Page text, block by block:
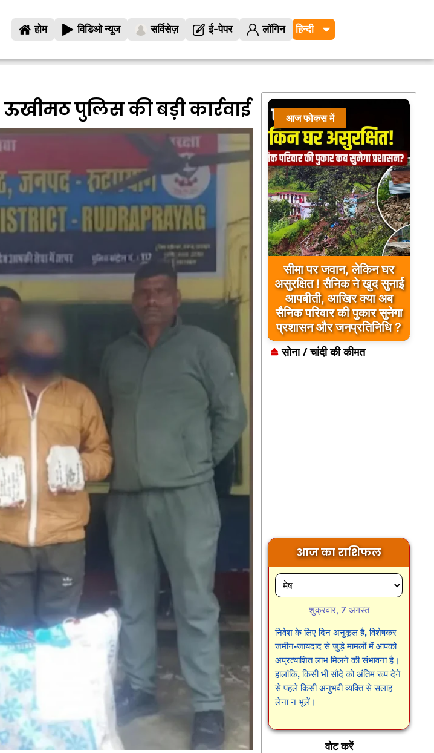
होम विडिओ न्यूज सर्विसेज़ ई-पेपर लॉगिन
ऊखीमठ पुलिस की बड़ी कार्रवाई आज फोकस में
सीमा पर जवान, लेकिन घर
असुरक्षित ! सैनिक ने खुद सुनाई
आपबीती, आखिर क्या अब
सैनिक परिवार की पुकार सुनेगा
प्रशासन और जनप्रतिनिधि ?
सोना / चांदी की कीमत
आज का राशिफल
शुक्रवार, 7 अगस्त
निवेश के लिए दिन अनुकूल है, विशेषकर
जमीन-जायदाद से जुड़े मामलों में आपको
अप्रत्याशित लाभ मिलने की संभावना है।
हालांकि, किसी भी सौदे को अंतिम रूप देने
से पहले किसी अनुभवी व्यक्ति से सलाह
लेना न भूलें।
वोट करें